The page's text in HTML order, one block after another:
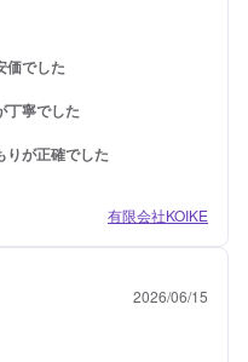
価でした
丁寧でした
りが正確でした
有限会社KOIKE
2026/06/15